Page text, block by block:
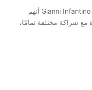
أكد رئيس اتحاد FIFA مؤخرًا السيد Gianni Infantino أنهم
مع شراكة مختلفة تمامًا،